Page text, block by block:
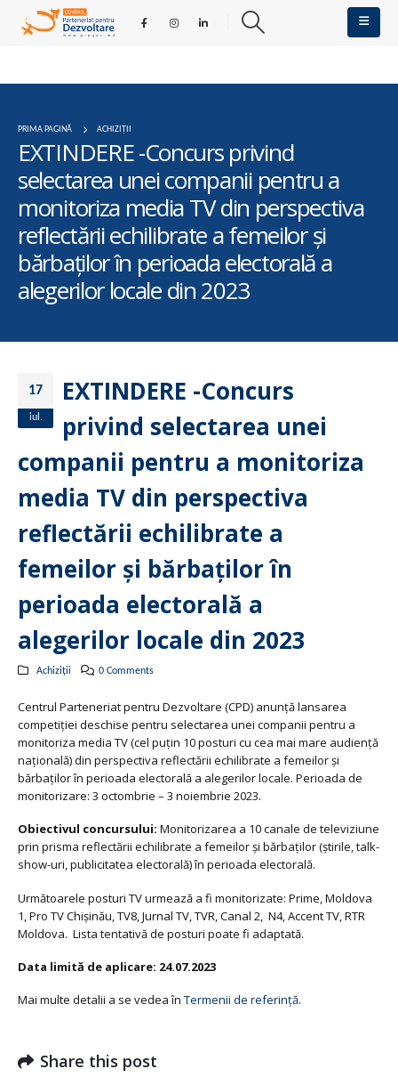
PRIMA PAGINĂ ACHIZIȚII
EXTINDERE -Concurs privind
selectarea unei companii pentru a
monitoriza media TV din perspectiva
reflectării echilibrate a femeilor și
bărbaților în perioada electorală a
alegerilor locale din 2023
17
iul.
EXTINDERE -Concurs
privind selectarea unei
companii pentru a monitoriza
media TV din perspectiva
reflectării echilibrate a
femeilor și bărbaților în
perioada electorală a
alegerilor locale din 2023
Achiziții 0 Comments
Centrul Parteneriat pentru Dezvoltare (CPD) anunță lansarea
competiției deschise pentru selectarea unei companii pentru a
monitoriza media TV (cel puțin 10 posturi cu cea mai mare audiență
națională) din perspectiva reflectării echilibrate a femeilor și
bărbaților în perioada electorală a alegerilor locale. Perioada de
monitorizare: 3 octombrie – 3 noiembrie 2023.
Obiectivul concursului: Monitorizarea a 10 canale de televiziune
prin prisma reflectării echilibrate a femeilor și bărbaților (știrile, talk-
show-uri, publicitatea electorală) în perioada electorală.
Următoarele posturi TV urmează a fi monitorizate: Prime, Moldova
1, Pro TV Chișinău, TV8, Jurnal TV, TVR, Canal 2, N4, Accent TV, RTR
Moldova. Lista tentativă de posturi poate fi adaptată.
Data limită de aplicare: 24.07.2023
Mai multe detalii a se vedea în Termenii de referință.
Share this post